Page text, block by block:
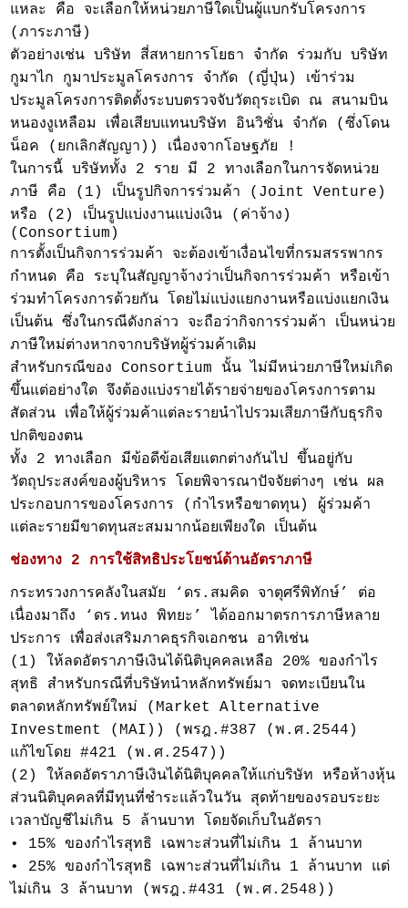
แหละ คือ จะเลือกให้หน่วยภาษีใดเป็นผู้แบกรับโครงการ
(ภาระภาษี)
ตัวอย่างเช่น บริษัท สี่สหายการโยธา จำกัด ร่วมกับ บริษัท
กูมาไก กูมาประมูลโครงการ จำกัด (ญี่ปุ่น) เข้าร่วม
ประมูลโครงการติดตั้งระบบตรวจจับวัตถุระเบิด ณ สนามบิน
หนองงูเหลือม เพื่อเสียบแทนบริษัท อินวิชั่น จำกัด (ซึ่งโดน
น็อค (ยกเลิกสัญญา)) เนื่องจากโอษฐภัย !
ในการนี้ บริษัททั้ง 2 ราย มี 2 ทางเลือกในการจัดหน่วย
ภาษี คือ (1) เป็นรูปกิจการร่วมค้า (Joint Venture)
หรือ (2) เป็นรูปแบ่งงานแบ่งเงิน (ค่าจ้าง)
(Consortium)
การตั้งเป็นกิจการร่วมค้า จะต้องเข้าเงื่อนไขที่กรมสรรพากร
กำหนด คือ ระบุในสัญญาจ้างว่าเป็นกิจการร่วมค้า หรือเข้า
ร่วมทำโครงการด้วยกัน โดยไม่แบ่งแยกงานหรือแบ่งแยกเงิน
เป็นต้น ซึ่งในกรณีดังกล่าว จะถือว่ากิจการร่วมค้า เป็นหน่วย
ภาษีใหม่ต่างหากจากบริษัทผู้ร่วมค้าเดิม
สำหรับกรณีของ Consortium นั้น ไม่มีหน่วยภาษีใหม่เกิด
ขึ้นแต่อย่างใด จึงต้องแบ่งรายได้รายจ่ายของโครงการตาม
สัดส่วน เพื่อให้ผู้ร่วมค้าแต่ละรายนำไปรวมเสียภาษีกับธุรกิจ
ปกติของตน
ทั้ง 2 ทางเลือก มีข้อดีข้อเสียแตกต่างกันไป ขึ้นอยู่กับ
วัตถุประสงค์ของผู้บริหาร โดยพิจารณาปัจจัยต่างๆ เช่น ผล
ประกอบการของโครงการ (กำไรหรือขาดทุน) ผู้ร่วมค้า
แต่ละรายมีขาดทุนสะสมมากน้อยเพียงใด เป็นต้น
ช่องทาง 2 การใช้สิทธิประโยชน์ด้านอัตราภาษี
กระทรวงการคลังในสมัย ‘ดร.สมคิด จาตุศรีพิทักษ์’ ต่อ
เนื่องมาถึง ‘ดร.ทนง พิทยะ’ ได้ออกมาตรการภาษีหลาย
ประการ เพื่อส่งเสริมภาคธุรกิจเอกชน อาทิเช่น
(1) ให้ลดอัตราภาษีเงินได้นิติบุคคลเหลือ 20% ของกำไร
สุทธิ สำหรับกรณีที่บริษัทนำหลักทรัพย์มา จดทะเบียนใน
ตลาดหลักทรัพย์ใหม่ (Market Alternative
Investment (MAI)) (พรฎ.#387 (พ.ศ.2544)
แก้ไขโดย #421 (พ.ศ.2547))
(2) ให้ลดอัตราภาษีเงินได้นิติบุคคลให้แก่บริษัท หรือห้างหุ้น
ส่วนนิติบุคคลที่มีทุนที่ชำระแล้วในวัน สุดท้ายของรอบระยะ
เวลาบัญชีไม่เกิน 5 ล้านบาท โดยจัดเก็บในอัตรา
• 15% ของกำไรสุทธิ เฉพาะส่วนที่ไม่เกิน 1 ล้านบาท
• 25% ของกำไรสุทธิ เฉพาะส่วนที่ไม่เกิน 1 ล้านบาท แต่
ไม่เกิน 3 ล้านบาท (พรฎ.#431 (พ.ศ.2548))